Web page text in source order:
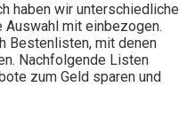
haben wir unterschiedliche
Auswahl mit einbezogen.
Bestenlisten, mit denen
Nachfolgende Listen
zum Geld sparen und